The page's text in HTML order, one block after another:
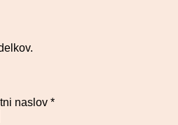
naslov *